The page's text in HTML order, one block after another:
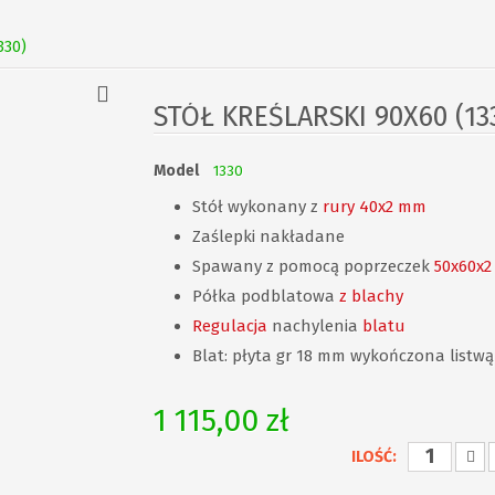
STÓŁ KREŚLARSKI 90X60
Model 1330
Stół wykonany z rury 40x2 mm
Zaślepki nakładane
Spawany z pomocą poprzeczek
Półka podblatowa z blachy
Regulacja nachylenia blatu
Blat: płyta gr 18 mm wykończona
1 115,00 zł
ILOŚĆ: